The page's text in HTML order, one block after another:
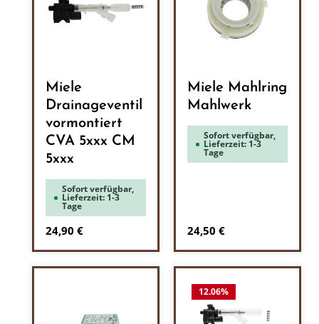
Miele
Drainageventil
vormontiert
CVA 5xxx CM
5xxx
Sofort verfügbar,
Lieferzeit: 1-3
Tage
Regulärer Preis:
24,90 €
Miele Mahlring
Mahlwerk
Sofort verfügbar,
Lieferzeit: 1-3
Tage
Regulärer Preis:
24,50 €
12.06%